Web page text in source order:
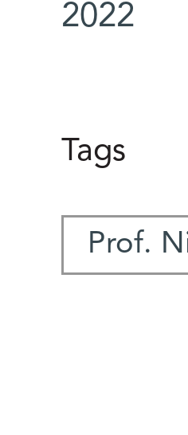
2022
Tags
Prof.